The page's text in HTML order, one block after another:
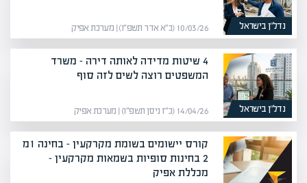
נדל”ן בישראל 10/03/26 (כ״א אדר תשפ״ו) | מערכת אפיק
נדל”ן בישראל
4 שיטות מדידה לאותה דירה – משרד
המשפטים רוצה לשים לזה סוף
14/04/26 (כ״ז ניסן תשפ״ו) | מערכת אפיק
קורס יישומים בשומת מקרקעין‎‎ – בחינה 1מ
2 בחינות סופיות בשמאות מקרקעין –
מכללת אפיק